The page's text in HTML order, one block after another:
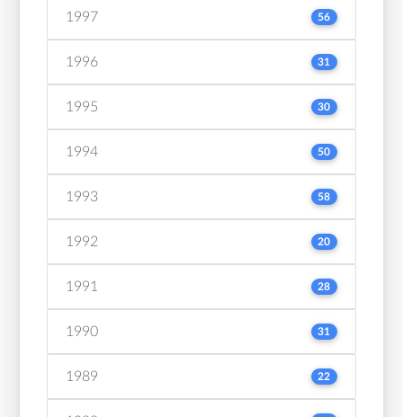
1997 56
1996 31
1995 30
1994 50
1993 58
1992 20
1991 28
1990 31
1989 22